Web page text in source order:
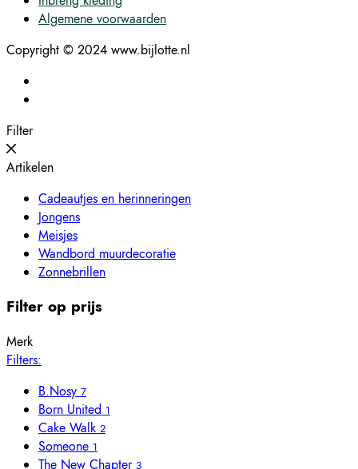
Algemene voorwaarden
Copyright © 2024 www.bijlotte.nl
Filter
Artikelen
Cadeautjes en herinneringen
Jongens
Meisjes
Wandbord muurdecoratie
Zonnebrillen
Filter op prijs
Merk
Filters:
B.Nosy 7
Born United 1
Cake Walk 2
Someone 1
The New Chapter 3